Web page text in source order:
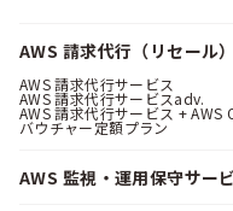
AWS 請求代行（リセール）
AWS 請求代行サービス
AWS 請求代行サービスadv.
AWS 請求代行サービス +
バウチャー定額プラン
AWS 監視・運用保守サー